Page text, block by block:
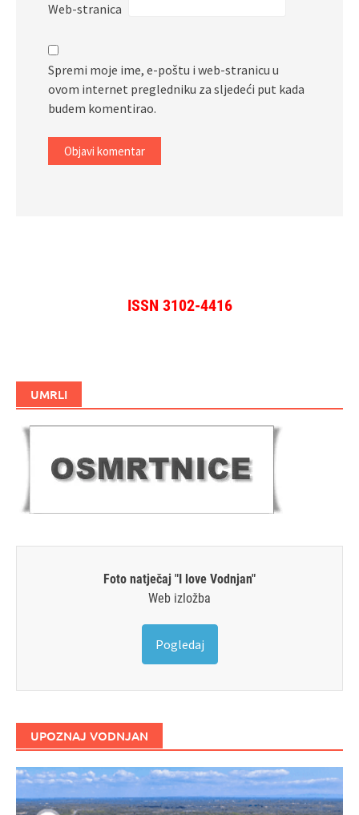
Web-stranica
Spremi moje ime, e-poštu i web-stranicu u
ovom internet pregledniku za sljedeći put kada
budem komentirao.
ISSN 3102-4416
UMRLI
Foto natječaj "I love Vodnjan"
Web izložba
Pogledaj
UPOZNAJ VODNJAN